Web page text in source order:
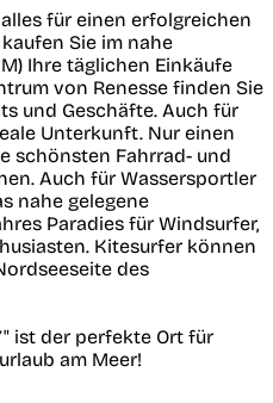
für einen erfolgreichen
Sie im nahe
Ihre täglichen Einkäufe
von Renesse finden Sie
und Geschäfte. Auch für
Unterkunft. Nur einen
schönsten Fahrrad- und
Auch für Wassersportler
nahe gelegene
Paradies für Windsurfer,
Kitesurfer können
des
ist der perfekte Ort für
am Meer!